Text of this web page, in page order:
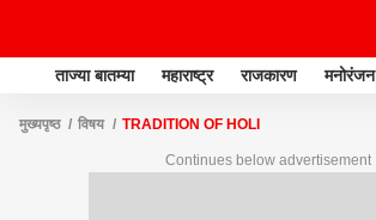
ताज्या बातम्या महाराष्ट्र राजकारण मनोरंजन
मुख्यपृष्ठ विषय TRADITION OF HOLI
Continues below advertisement